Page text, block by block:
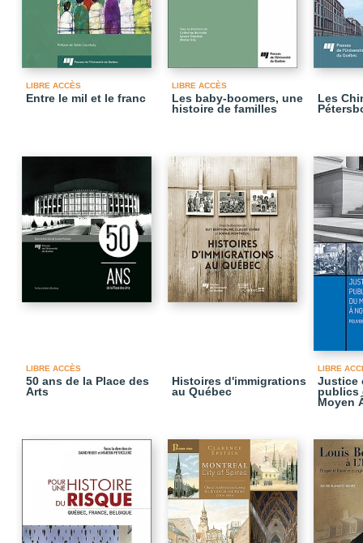
LIBRE ACCÈS
Entre le mil et le franc
LIBRE ACCÈS
Les baby-boomers, une
histoire de familles
Les
LIBRE ACCÈS
50 ans de la Place des
Arts
Histoires d'immigrations
au Québec
LIBRE
Justice
publics
Moyen